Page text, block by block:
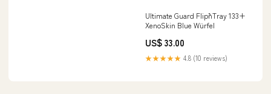
Ultimate Guard Flip`n`Tray 133+
XenoSkin Blue Würfel
US$ 33.00
★★★★★ 4.8 (10 reviews)